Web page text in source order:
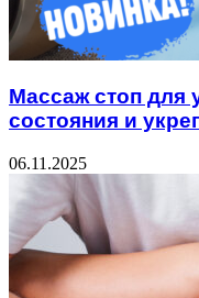
Массаж стоп для
состояния и
06.11.2025